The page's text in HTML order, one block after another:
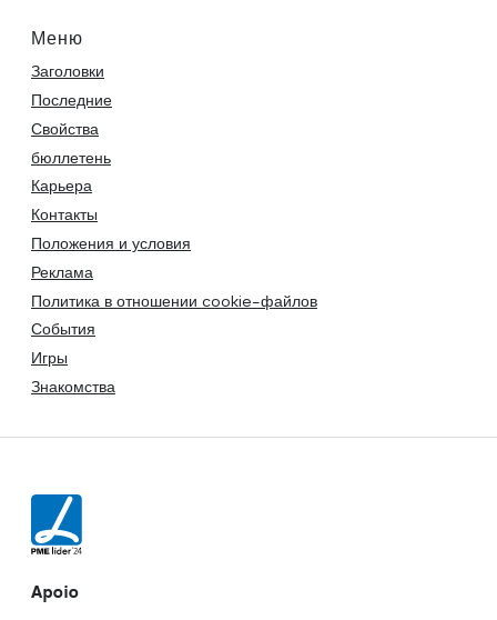
Меню
Заголовки
Последние
Свойства
бюллетень
Карьера
Контакты
Положения и условия
Реклама
Политика в отношении cookie-файлов
События
Игры
Знакомства
Apoio